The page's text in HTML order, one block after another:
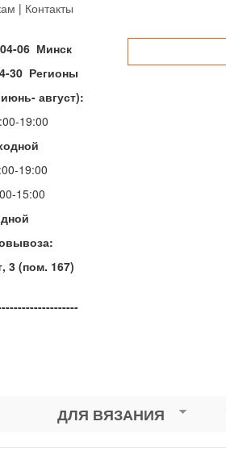
| Контакты
06 Минск
30 Регионы
август):
19:00
19:00
15:00
3 (пом. 167)
ДЛЯ ВЯЗАНИЯ